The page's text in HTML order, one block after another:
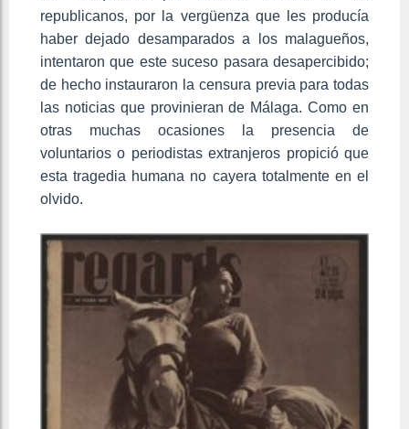
republicanos, por la vergüenza que les producía
haber dejado desamparados a los malagueños,
intentaron que este suceso pasara desapercibido;
de hecho instauraron la censura previa para todas
las noticias que provinieran de Málaga. Como en
otras muchas ocasiones la presencia de
voluntarios o periodistas extranjeros propició que
esta tragedia humana no cayera totalmente en el
olvido.